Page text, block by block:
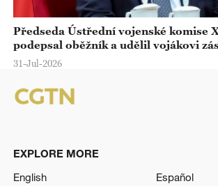
Předseda Ústřední vojenské komise
podepsal oběžník a udělil vojákovi
31-Jul-2026
EXPLORE MORE
English
Español